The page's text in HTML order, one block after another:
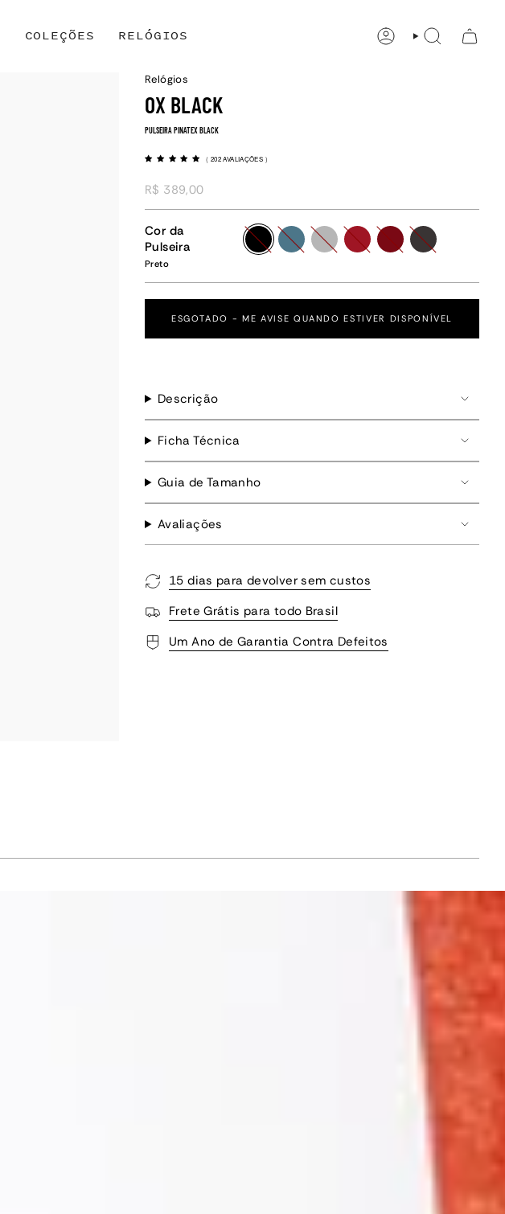
COLEÇÕES RELÓGIOS CONTA PESQUISAR
Relógios
OX BLACK
PULSEIRA PINATEX BLACK
( 202 AVALIAÇÕES )
R$ 389,00
Cor da
Pulseira
Preto
preto marinecinza paprikamulberrycarvao
ESGOTADO - ME AVISE QUANDO ESTIVER DISPONÍVEL
Descrição
Ficha Técnica
Guia de Tamanho
Avaliações
15 dias para devolver sem custos
Frete Grátis para todo Brasil
Um Ano de Garantia Contra Defeitos